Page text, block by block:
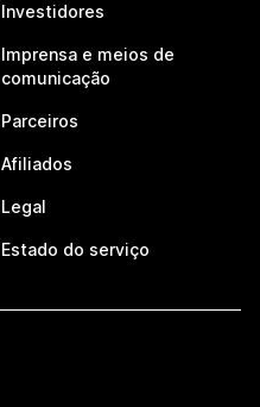
Investidores
Imprensa e meios de
comunicação
Parceiros
Afiliados
Legal
Estado do serviço